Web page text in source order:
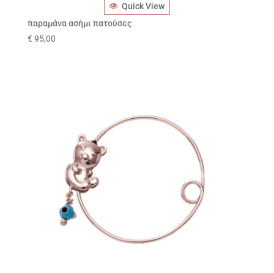
Quick View
παραμάνα ασήμι πατούσες
€ 95,00